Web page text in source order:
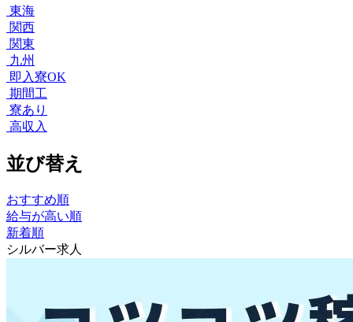
東海
関西
関東
九州
即入寮OK
期間工
寮あり
高収入
並び替え
おすすめ順
給与が高い順
新着順
シルバー求人